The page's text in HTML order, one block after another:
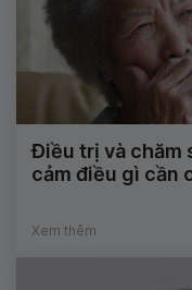
Điều trị và chăm
cảm điều gì cần
Xem thêm